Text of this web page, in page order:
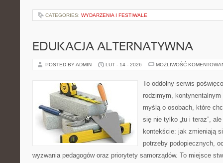
CATEGORIES: WYDARZENIA I FESTIWALE
EDUKACJA ALTERNATYWNA
POSTED BY ADMIN LUT - 14 - 2026 MOŻLIWOŚĆ
To oddolny serwis
rodzimym,
myślą o osobach, które
się nie tylko „tu i teraz”,
kontekście: jak zmieniają
potrzeby podopiecznych,
wyzwania pedagogów oraz priorytety samorządów. To miejsce